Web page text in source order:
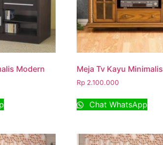
Modern Meja Tv Kayu Minimalis
Rp 2.100.000
Chat WhatsApp